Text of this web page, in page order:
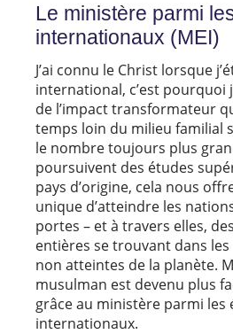
Le ministère parmi
internationaux (MEI)
J’ai connu le Christ lorsque
international, c’est pourquoi
de l’impact transformateur
temps loin du milieu familial
le nombre toujours plus
poursuivent des études
pays d’origine, cela nous
unique d’atteindre les
portes – et à travers elles,
entières se trouvant dans
non atteintes de la planète.
musulman est devenu plus
grâce au ministère parmi les
internationaux.